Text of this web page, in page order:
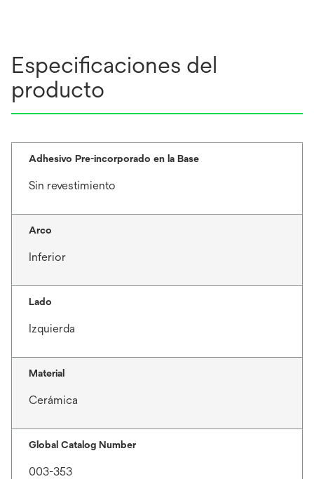
Especificaciones del
producto
Adhesivo Pre-incorporado en la Base
Sin revestimiento
Arco
Inferior
Lado
Izquierda
Material
Cerámica
Global Catalog Number
003-353